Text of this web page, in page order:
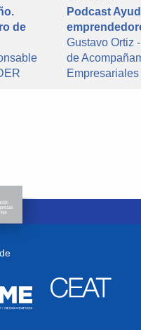
de
Podcast
Gustavo Ortiz
de